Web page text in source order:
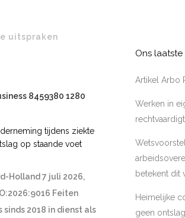
uitspraken
tijdens ziekte
op staande voet
Holland 7 juli 2026,
Feiten
2018 in dienst als
Ons laatste
Artikel Arbo
Werken in
betekent dit
Heimelijke
geen